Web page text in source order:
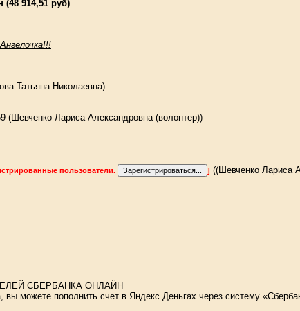
(48 914,51 руб)
Татьяна Николаевна)
(Шевченко Лариса Александровна (волонтер))
пользователи. ] ((Шевченко Лариса
СБЕРБАНКА ОНЛАЙН
вы можете пополнить счет в Яндекс.Деньгах через систему